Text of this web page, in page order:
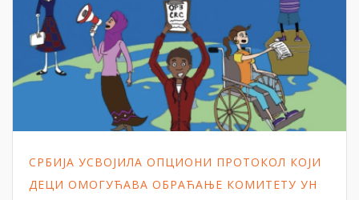
СРБИЈА УСВОЈИЛА ОПЦИОНИ ПРОТОКОЛ КОЈИ
ДЕЦИ ОМОГУЋАВА ОБРАЋАЊЕ КОМИТЕТУ УН